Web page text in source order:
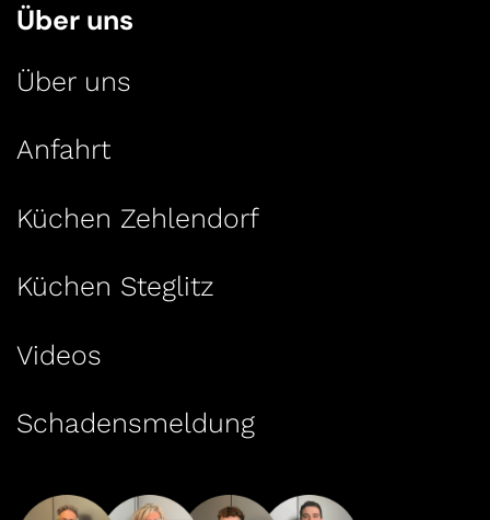
Über uns
Über uns
Anfahrt
Küchen Zehlendorf
Küchen Steglitz
Videos
Schadensmeldung